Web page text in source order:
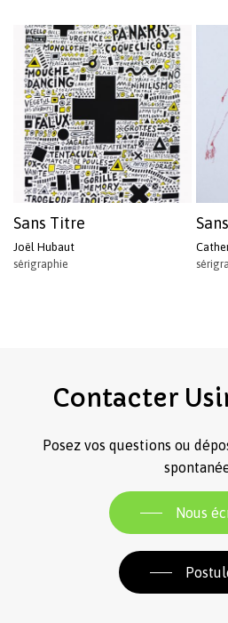
Sans Titre
Joël Hubaut
sérigraphie
Contacter
Posez vos questions ou
Nous